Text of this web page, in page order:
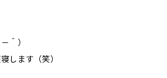
＾）
します（笑）